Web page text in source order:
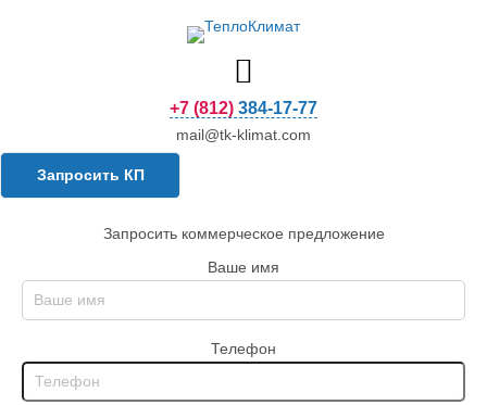
+7 (812) 384-17-77
mail@tk-klimat.com
Запросить КП
Запросить коммерческое предложение
Ваше имя
Телефон